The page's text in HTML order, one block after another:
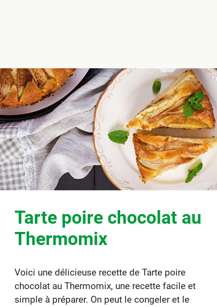
Tarte poire chocolat au
Thermomix
Voici une délicieuse recette de Tarte poire
chocolat au Thermomix, une recette facile et
simple à préparer. On peut le congeler et le